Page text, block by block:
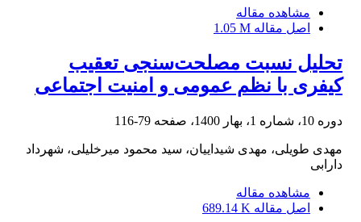
مشاهده مقاله
اصل مقاله 1.05 M
تحلیل نسبت مصلحت‌سنجی تعقیب
کیفری با نظم عمومی و امنیت اجتماعی
دوره 10، شماره 1، بهار 1400، صفحه 79-116
مهدی طویلی، مهدی شیداییان، سید محمود میرخلیلی، شهرداد
دارابی
مشاهده مقاله
اصل مقاله 689.14 K